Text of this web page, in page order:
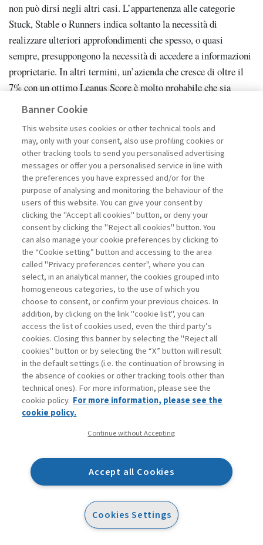
non può dirsi negli altri casi. L’appartenenza alle categorie
Stuck, Stable o Runners indica soltanto la necessità di
realizzare ulteriori approfondimenti che spesso, o quasi
sempre, presuppongono la necessità di accedere a informazioni
proprietarie. In altri termini, un’azienda che cresce di oltre il
7% con un ottimo Leanus Score è molto probabile che sia
davvero eccellente; allo stesso tempo una crescita del 6,5% e un
aziendale disastrosa né tantomeno un’ipotesi di fallimento
imminente; l’appartenenza al gruppo Stuck può indicare però
l’esistenza di sintomi che impongono all’analista la necessità
di ulteriori esami. Discorso ancora diverso riguarda le aziende
con Leanus Score inferiori a 1,8 o ancor peggio negativi. In tali
casi difficilmente l’analisi di dettaglio ricolloca l’impresa tra
quelle in salute.
Torna alla nota numero 5
5
In realtà, una piattaforma come Leanus sarebbe perfettamente
in grado di analizzare contemporaneamente tutti i bilanci di
tutte le spa e srl italiane che sono obbligate al deposito presso
la Camera di Commercio. Occorre solo essere in grado di
sostenere i costi di un’operazione di questo genere, che
potrebbe arricchire le nostre conoscenze e quindi la nostra
capacità di agire in modo sensibile. Nei limiti ristretti dei
nostri mezzi, abbiamo replicato questo tipo di analisi sui
bilanci di diversi altri campioni, come quello delle aziende del
vending, piuttosto che un altro composto da 20 grandi aziende
Lombardia, e ancora le 15 maggiori imprese siderurgiche o i
grandi network televisivi. La vasta concordanza dei risultati ci
offre qualche sia pur tenue motivo di rassicurazione in merito
al valore dell’analisi che abbiamo svolto e alle considerazioni
che ne abbiamo tratto.
Banner Cookie
This website uses cookies or other technical tools and
may, only with your consent, also use profiling cookies or
other tracking tools to send you personalised advertising
messages or offer you a personalised service in line with
the preferences you have expressed and/or for the
purpose of analysing and monitoring the behaviour of the
users of this website. You can give your consent by
clicking the "Accept all cookies" button, or deny your
consent by clicking the "Reject all cookies" button. You
can also manage your cookie preferences by clicking to
the “Cookie setting” button and accessing to the area
called "Privacy preferences center", where you can
select, in an analytical manner, the cookies grouped into
homogeneous categories, to the use of which you
choose to consent, or confirm your previous choices. In
addition, by clicking on the link "cookie list", you can
access the list of cookies used, even the third party’s
cookies. Closing this banner by selecting the "Reject all
cookies" button or by selecting the “X” button will result
in the default settings (i.e. the continuation of browsing in
the absence of cookies or other tracking tools other than
technical ones). For more information, please see the
cookie policy. For more information, please see the
cookie policy.
Continue without Accepting
Accept all Cookies
Cookies Settings